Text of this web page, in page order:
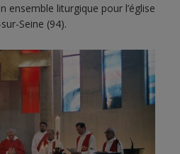
ensemble liturgique pour l’église
Seine (94).